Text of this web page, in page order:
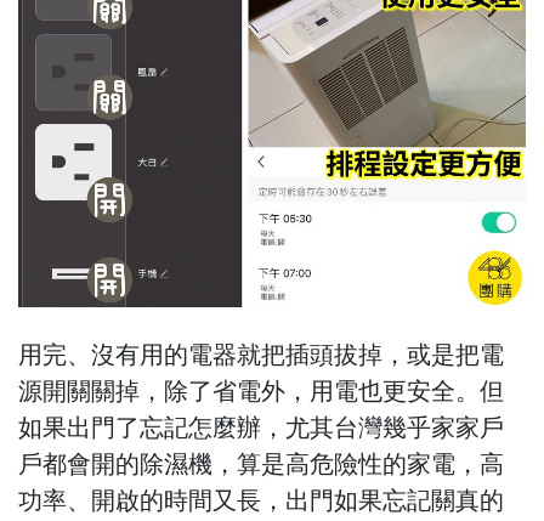
用完、沒有用的電器就把插頭拔掉，或是把電
源開關關掉，除了省電外，用電也更安全。但
如果出門了忘記怎麼辦，尤其台灣幾乎家家戶
戶都會開的除濕機，算是高危險性的家電，高
功率、開啟的時間又長，出門如果忘記關真的